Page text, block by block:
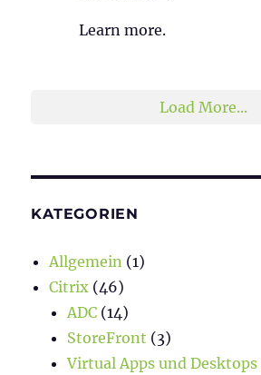
Learn more.
Load More...
KATEGORIEN
Allgemein (1)
Citrix (46)
ADC (14)
StoreFront (3)
Virtual Apps und Desktops